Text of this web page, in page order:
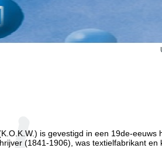
is gevestigd in een 19de-eeuws
(1841-1906), was textielfabrikant en